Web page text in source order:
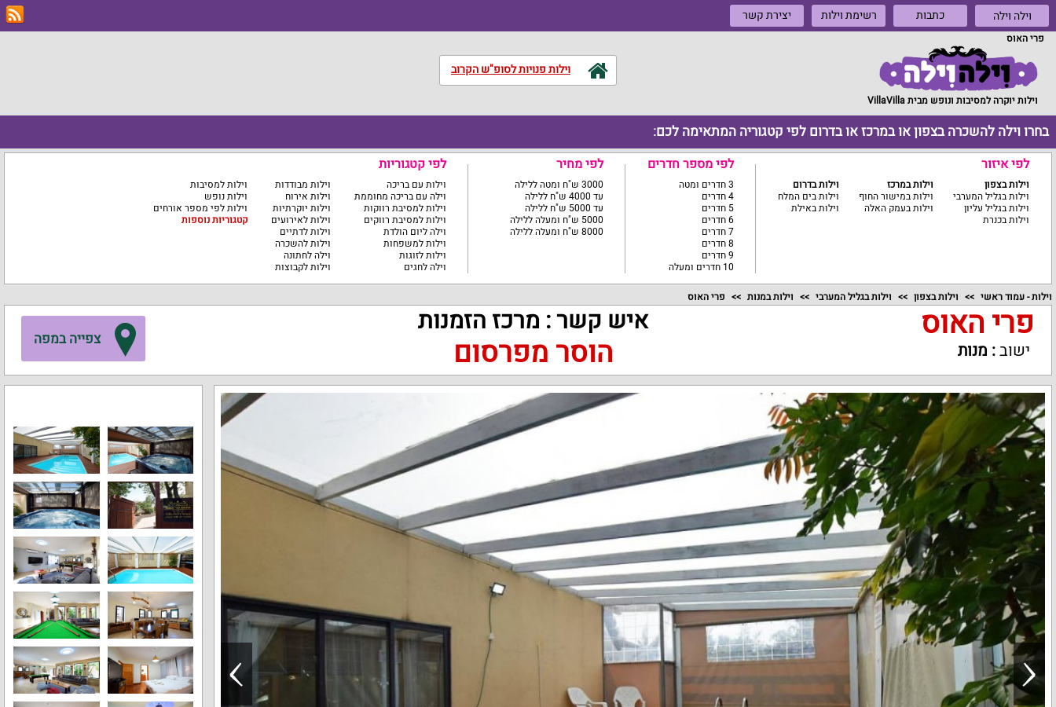
וילה וילה כתבות רשימת וילות יצירת קשר
פרי האוס
וילות פנויות לסופ"ש הקרוב
וילות יוקרה למסיבות ונופש מבית VillaVilla
בחרו וילה להשכרה בצפון או במרכז או בדרום לפי קטגוריה המתאימה לכם:
לפי איזור
וילות בצפון
וילות בגליל המערבי
וילות בגליל עליון
וילות בכנרת
וילות במרכז
וילות במישור החוף
וילות בעמק האלה
וילות בדרום
וילות בים המלח
וילות באילת
לפי מספר חדרים
3 חדרים ומטה
4 חדרים
5 חדרים
6 חדרים
7 חדרים
8 חדרים
9 חדרים
10 חדרים ומעלה
לפי מחיר
3000 ש"ח ומטה ללילה
עד 4000 ש"ח ללילה
עד 5000 ש"ח ללילה
5000 ש"ח ומעלה ללילה
8000 ש"ח ומעלה ללילה
לפי קטגוריות
וילות עם בריכה
וילה עם בריכה מחוממת
וילות למסיבת רווקות
וילות למסיבת רווקים
וילה ליום הולדת
וילות למשפחות
וילות לזוגות
וילה לחגים
וילות מבודדות
וילות אירוח
וילות יוקרתיות
וילות לאירועים
וילות לדתיים
וילות להשכרה
וילה לחתונה
וילות לקבוצות
וילות למסיבות
וילות נופש
וילות לפי מספר אורחים
קטגוריות נוספות
וילות - עמוד ראשי וילות בצפון וילות בגליל המערבי וילות במנות פרי האוס
צפייה במפה פרי האוס
ישוב: מנות
איש קשר : מרכז הזמנות
הוסר מפרסום